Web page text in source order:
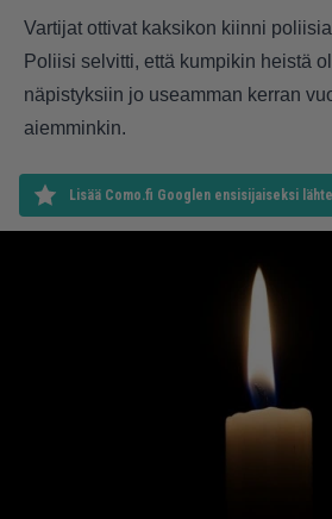
Vartijat ottivat kaksikon kiinni
Poliisi selvitti, että kumpikin heistä
näpistyksiin jo useamman kerran
aiemminkin.
Lisää Como.fi Googlen ensisijaiseksi